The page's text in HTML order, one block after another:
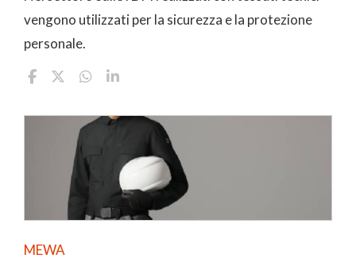
vengono utilizzati per la sicurezza e la protezione
personale.
MEWA